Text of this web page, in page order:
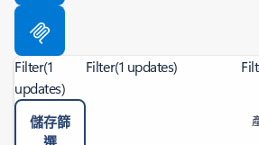
Filter(1
updates)
儲存篩
選
Filter(1 updates)